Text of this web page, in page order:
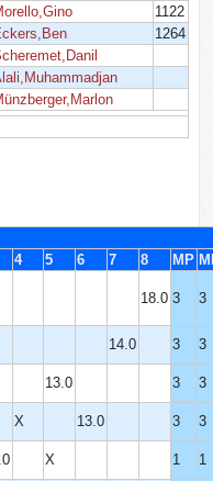
1122
1264
4 5 6 7 8 MP
18.0 3 3
14.0 3 3
13.0 3 3
X 13.0 3 3
X 1 1